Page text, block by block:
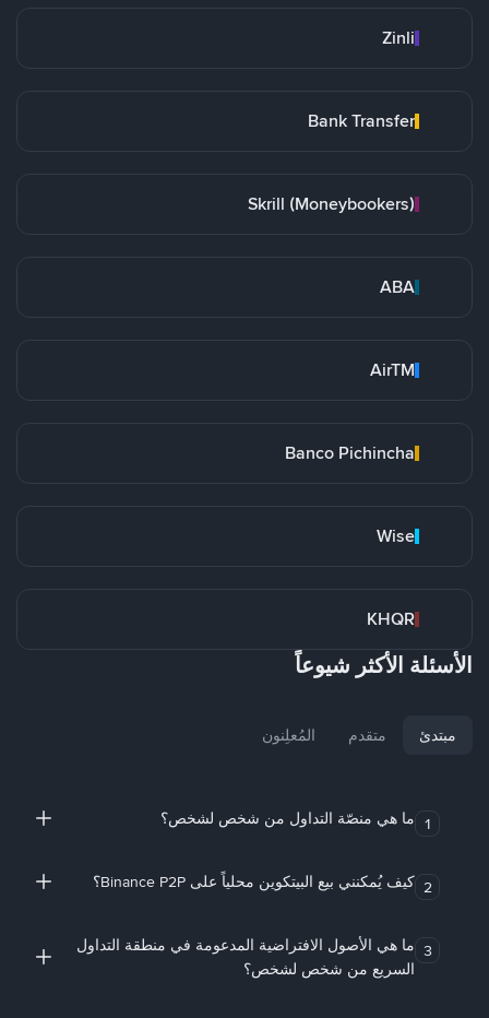
Zinli
Bank Transfer
Skrill (Moneybookers)
ABA
AirTM
Banco Pichincha
Wise
KHQR
الأسئلة الأكثر شيوعاً
مبتدئ متقدم المُعلِنون
1 ما هي منصّة التداول من شخص لشخص؟
2 كيف يُمكنني بيع البيتكوين محلياً على Binance P2P؟
3 ما هي الأصول الافتراضية المدعومة في منطقة التداول
السريع من شخص لشخص؟